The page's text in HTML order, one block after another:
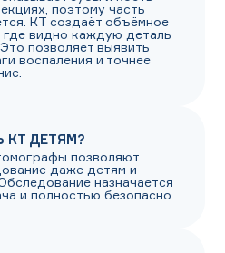
поэтому часть
КТ создаёт объёмное
где видно каждую деталь
позволяет выявить
воспаления и точнее
ДЕТЯМ?
позволяют
даже детям и
назначается
и полностью безопасно.